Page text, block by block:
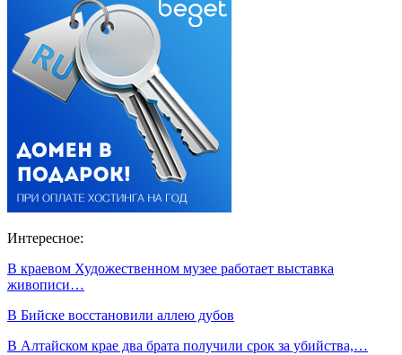
Интересное:
В краевом Художественном музее работает выставка
живописи…
В Бийске восстановили аллею дубов
В Алтайском крае два брата получили срок за убийства,…